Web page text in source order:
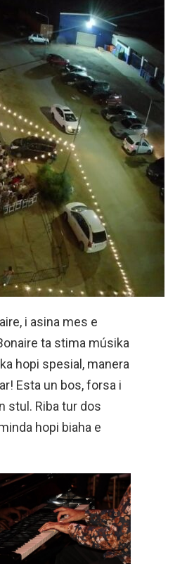
i asina mes e
ta stima músika
hopi spesial, manera
Esta un bos, forsa i
stul. Riba tur dos
hopi biaha e